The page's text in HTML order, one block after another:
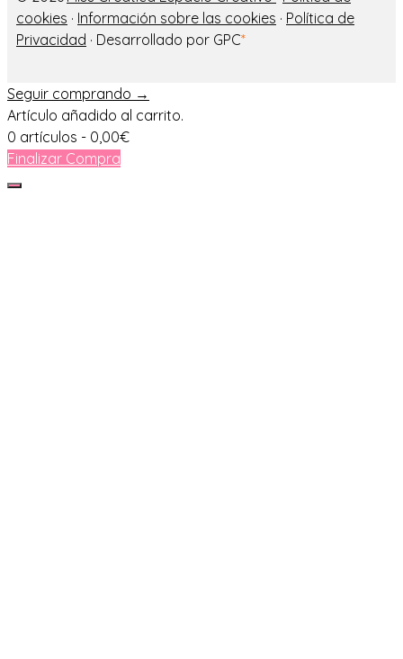
cookies · Información sobre las cookies · Política de
Privacidad · Desarrollado por GPC*
Seguir comprando →
Artículo añadido al carrito.
0 artículos - 0,00€
Finalizar Compra
Cerrar